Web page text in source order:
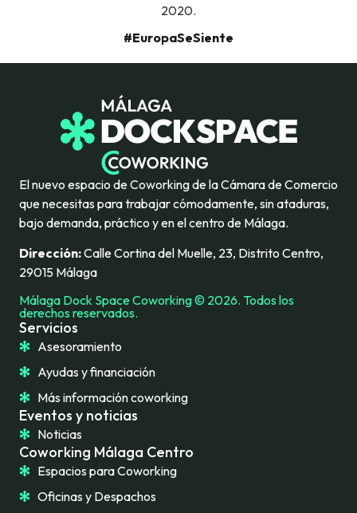
2020.
#EuropaSeSiente
Coworking Málaga Centro
Espacios para Coworking
Oficinas y Despachos
Servicios
Asesoramiento
Ayudas y financiación
Más información coworking
Eventos y noticias
Noticias
El nuevo espacio de Coworking de la Cámara de Comercio
que necesitas para trabajar cómodamente, sin ataduras,
bajo demanda, práctico y en el centro de Málaga.
Dirección:Calle Cortina del Muelle, 23, Distrito Centro,
29015 Málaga
Málaga Dock Space Coworking © 2026. Todos los
derechos reservados.